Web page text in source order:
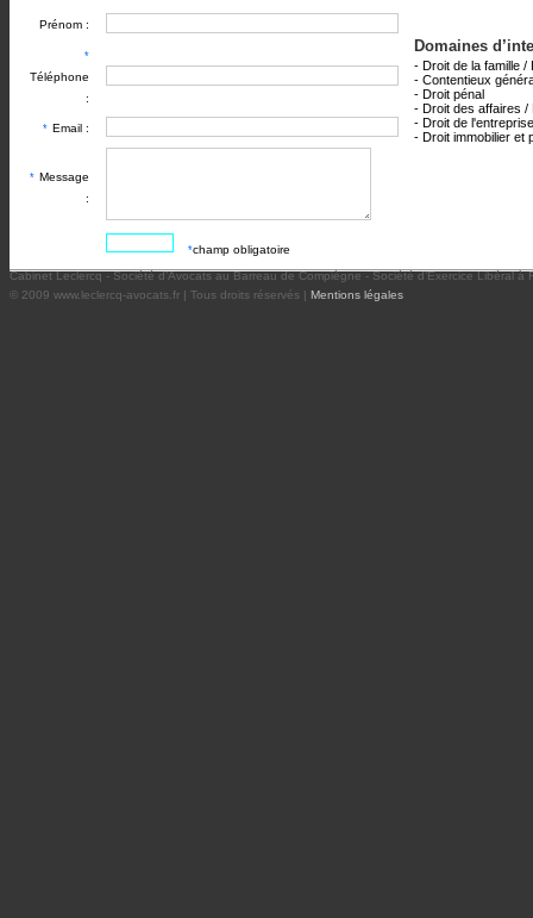
Prénom :
*
Téléphone
:
* Email :
* Message
:
*champ obligatoire
Domaines
- Droit de la famille /
- Contentieux
- Droit pénal
- Droit des affaires /
- Droit de
- Droit immobilier et
Cabinet Leclercq - Société d’Avocats au Barreau de Compiègne - Société d’Exercice Libéral
© 2009 www.leclercq-avocats.fr | Tous droits réservés | Mentions légales